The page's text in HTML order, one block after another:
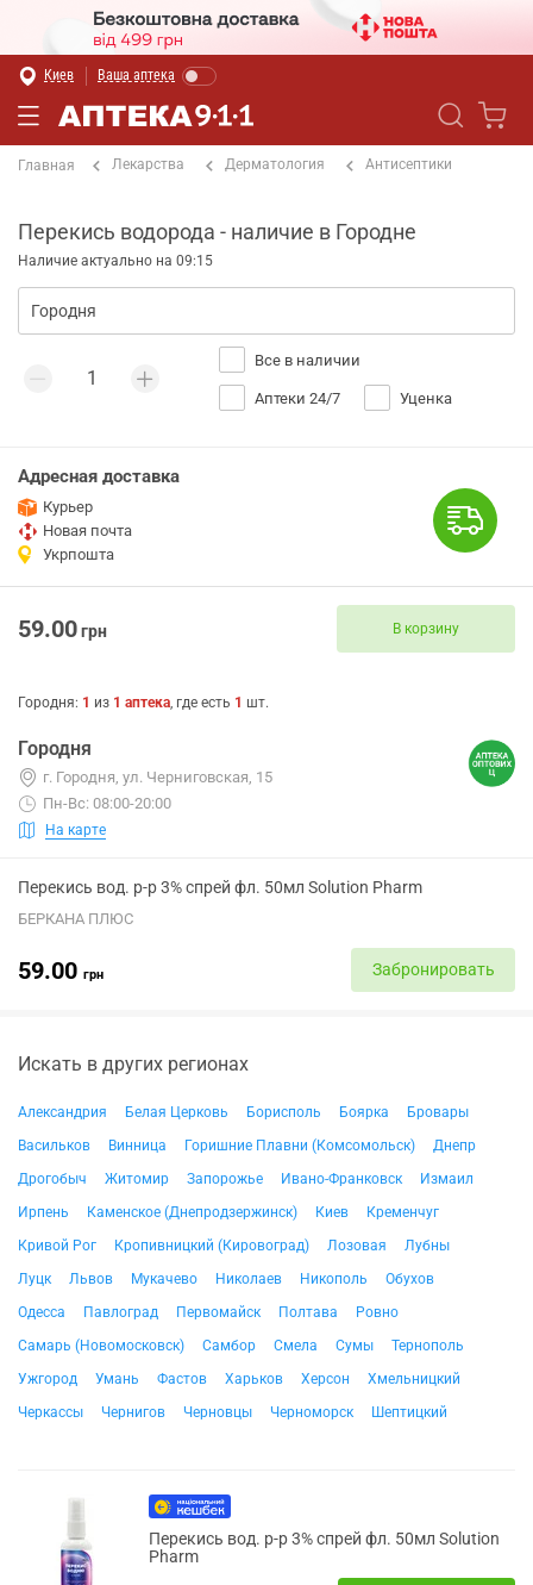
Киев Ваша аптека
Главная Лекарства Дерматология Антисептики
Перекись водорода - наличие в Городне
Наличие актуально на 09:15
Все в наличии
Аптеки 24/7 Уценка
Адресная доставка
Курьер
Новая почта
Укрпошта
59.00грн В корзину
Городня: 1 из 1 аптека, где есть 1 шт.
Городня
г. Городня, ул. Черниговская, 15
Пн-Вс: 08:00-20:00
На карте
Перекись вод. р-р 3% спрей фл. 50мл Solution Pharm
БЕРКАНА ПЛЮС
59.00 грн Забронировать
Искать в других регионах
Александрия Белая Церковь Борисполь Боярка
Бровары
Васильков
Винница Горишние Плавни (Комсомольск)
Днепр
Дрогобыч
Житомир Запорожье Ивано-Франковск
Измаил
Ирпень
Каменское (Днепродзержинск) Киев
Кременчуг
Кривой Рог
Кропивницкий (Кировоград) Лозовая
Лубны
Луцк
Львов Мукачево Николаев Никополь
Обухов
Одесса
Павлоград Первомайск Полтава
Ровно
Самарь (Новомосковск)
Самбор Смела Сумы
Тернополь
Ужгород
Умань Фастов Харьков Херсон
Хмельницкий
Черкассы
Чернигов Черновцы Черноморск Шептицкий
Перекись вод. р-р 3% спрей фл. 50мл Solution
Pharm